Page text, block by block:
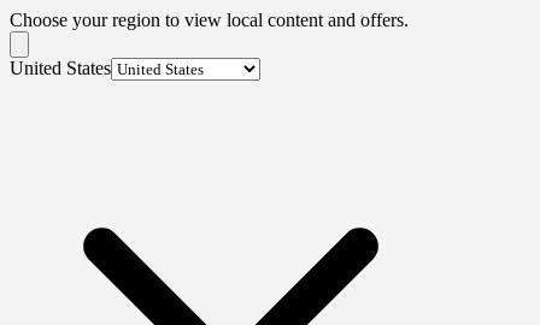
Choose your region to view local content and offers.
United States